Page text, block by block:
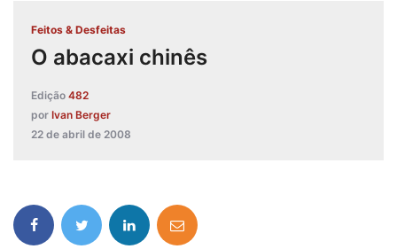
Feitos & Desfeitas
O abacaxi chinês
Edição 482
por Ivan Berger
22 de abril de 2008